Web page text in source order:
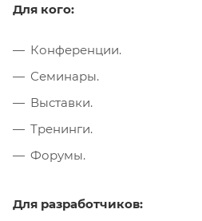
Для кого:
Конференции.
Семинары.
Выставки.
Тренинги.
Форумы.
Для разработчиков: